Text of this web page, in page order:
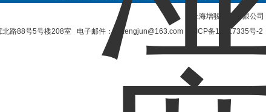
上海增骏实业有限公司
北路88号5号楼208室 电子邮件：shzengjun@163.com
沪ICP备11017335号-2